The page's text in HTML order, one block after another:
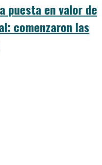
puesta en valor de
comenzaron las